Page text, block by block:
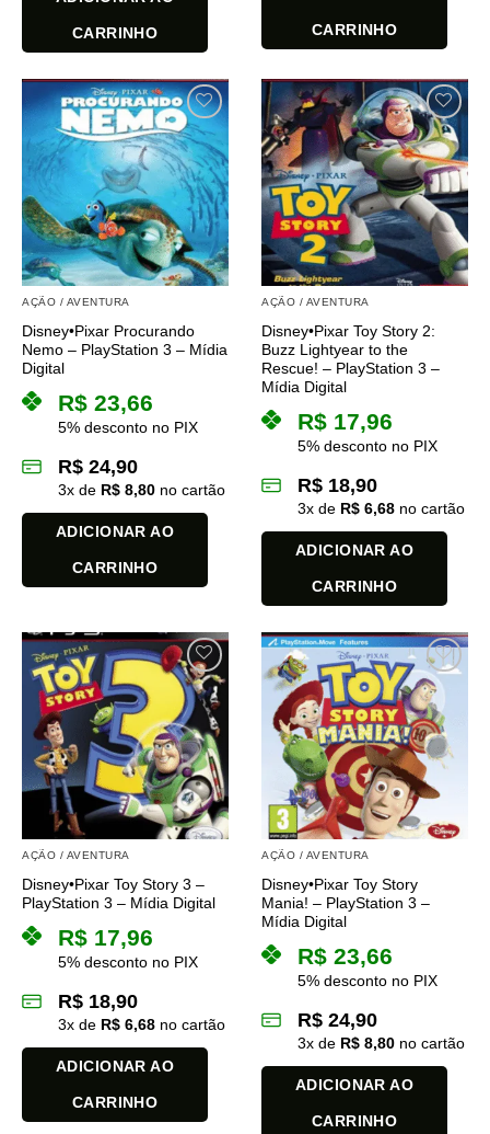
CARRINHO CARRINHO
AÇÃO / AVENTURA
Disney•Pixar Procurando
Nemo – PlayStation 3 – Mídia
Digital
R$ 23,66
5% desconto no PIX
R$ 24,90
3x de R$ 8,80 no cartão
ADICIONAR AO
CARRINHO
AÇÃO / AVENTURA
Disney•Pixar Toy Story 2:
Buzz Lightyear to the
Rescue! – PlayStation 3 –
Mídia Digital
R$ 17,96
5% desconto no PIX
R$ 18,90
3x de R$ 6,68 no cartão
ADICIONAR AO
CARRINHO
AÇÃO / AVENTURA
Disney•Pixar Toy Story 3 –
PlayStation 3 – Mídia Digital
R$ 17,96
5% desconto no PIX
R$ 18,90
3x de R$ 6,68 no cartão
ADICIONAR AO
CARRINHO
AÇÃO / AVENTURA
Disney•Pixar Toy Story
Mania! – PlayStation 3 –
Mídia Digital
R$ 23,66
5% desconto no PIX
R$ 24,90
3x de R$ 8,80 no cartão
ADICIONAR AO
CARRINHO